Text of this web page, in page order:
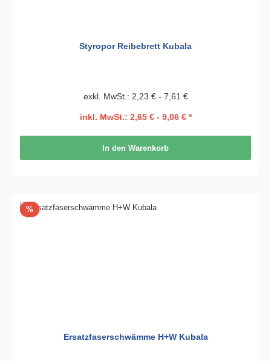
Styropor Reibebrett Kubala
exkl. MwSt.: 2,23 € - 7,61 €
inkl. MwSt.: 2,65 € - 9,06 € *
In den Warenkorb
%Rabatt
Ersatzfaserschwämme H+W Kubala